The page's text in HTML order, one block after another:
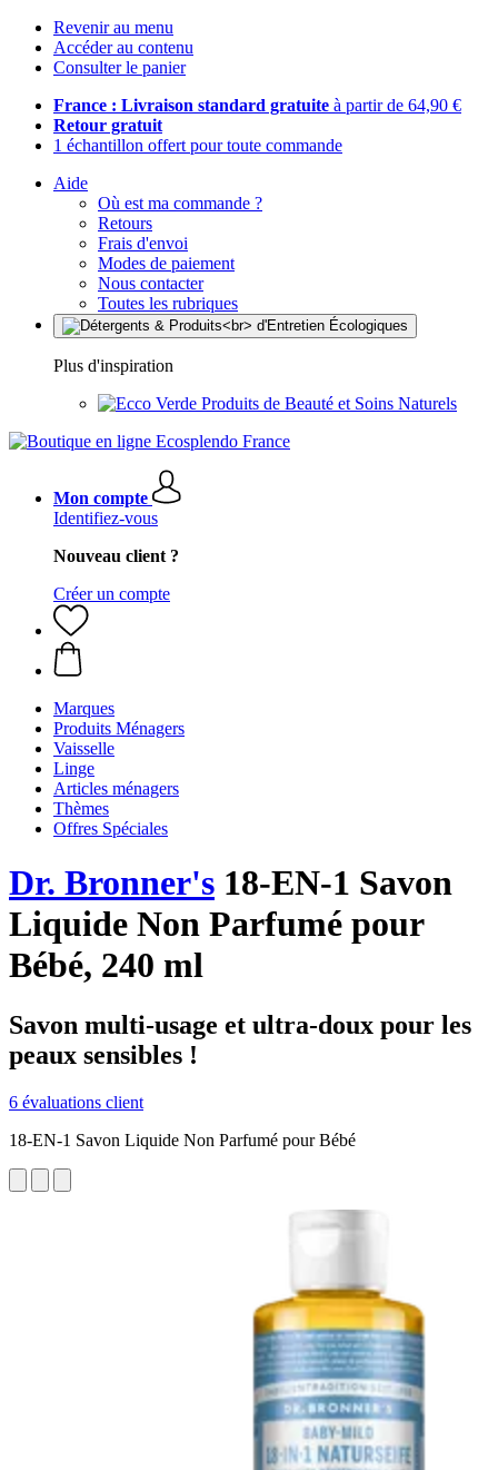
Revenir au menu
Accéder au contenu
Consulter le panier
France : Livraison standard gratuite à partir de 64,90 €
Retour gratuit
1 échantillon offert pour toute commande
Aide
Où est ma commande ?
Retours
Frais d'envoi
Modes de paiement
Nous contacter
Toutes les rubriques
Plus d'inspiration
Produits de Beauté et Soins Naturels
Mon compte
Identifiez-vous
Nouveau client ?
Créer un compte
Marques
Produits Ménagers
Vaisselle
Linge
Articles ménagers
Thèmes
Offres Spéciales
Dr. Bronner's 18-EN-1 Savon
Liquide Non Parfumé pour
Bébé, 240 ml
Savon multi-usage et ultra-doux pour les
peaux sensibles !
6 évaluations client
18-EN-1 Savon Liquide Non Parfumé pour Bébé